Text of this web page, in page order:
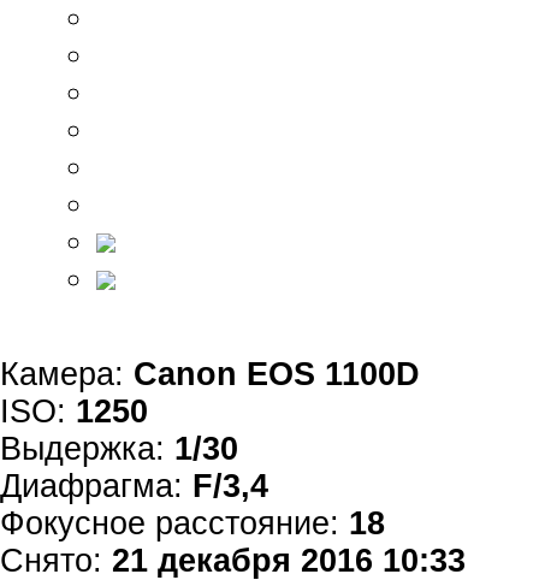
Камера: Canon EOS 1100D
ISO: 1250
Выдержка: 1/30
Диафрагма: F/3,4
Фокусное расстояние: 18
Снято: 21 декабря 2016 10:33